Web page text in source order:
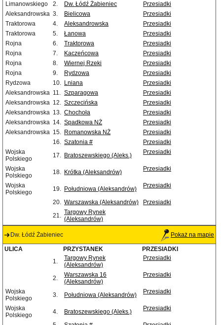
Limanowskiego
2. Dw. Łódź Żabieniec
Przesiadki
Aleksandrowska 3. Bielicowa
Przesiadki
Traktorowa
4. Aleksandrowska
Przesiadki
Traktorowa
5. Łanowa
Przesiadki
Rojna
6. Traktorowa
Przesiadki
Rojna
7. Kaczeńcowa
Przesiadki
Rojna
8. Wiernej Rzeki
Przesiadki
Rojna
9. Rydzowa
Przesiadki
Rydzowa
10. Lniana
Przesiadki
Aleksandrowska 11. Szparagowa
Przesiadki
Aleksandrowska 12. Szczecińska
Przesiadki
Aleksandrowska 13. Chochoła
Przesiadki
Aleksandrowska 14. Spadkowa NŻ
Przesiadki
Aleksandrowska 15. Romanowska NŻ
Przesiadki
16. Szatonia #
Przesiadki
Wojska
Polskiego
17. Bratoszewskiego (Aleks.) Przesiadki
Wojska
Polskiego
18. Krótka (Aleksandrów) Przesiadki
Wojska
Polskiego
19. Południowa (Aleksandrów) Przesiadki
20. Warszawska (Aleksandrów)
Przesiadki
21. Targowy Rynek
(Aleksandrów)
Dw. Łódź Żabieniec Pokaż na mapie
ULICA PRZYSTANEK
PRZESIADKI
1.
Targowy Rynek
(Aleksandrów)
Przesiadki
2.
Warszawska 16
(Aleksandrów)
Przesiadki
Wojska
Polskiego
3. Południowa (Aleksandrów) Przesiadki
Wojska
Polskiego
4. Bratoszewskiego (Aleks.) Przesiadki